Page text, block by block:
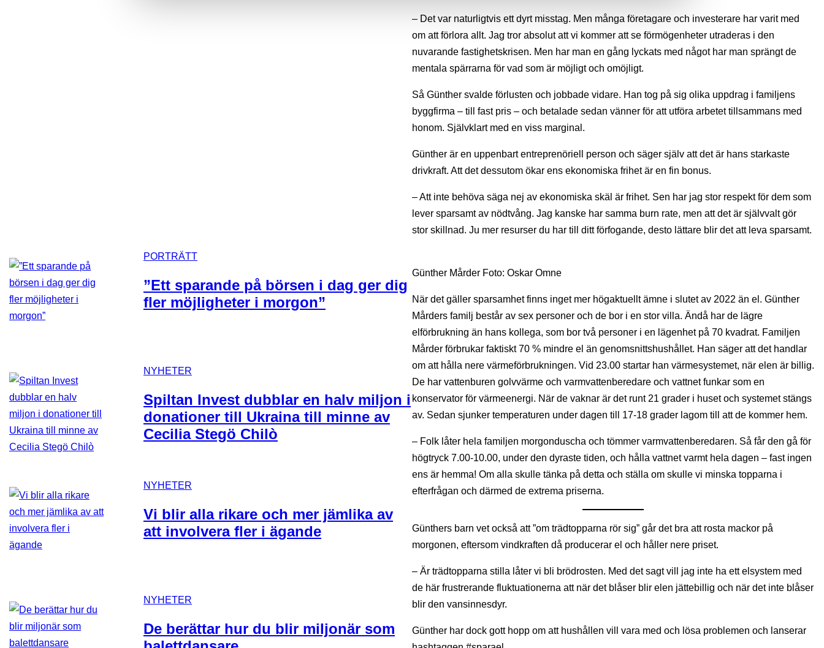
– Det var naturligtvis ett dyrt misstag. Men många företagare och investerare har varit med
om att förlora allt. Jag tror absolut att vi kommer att se förmögenheter utraderas i den
nuvarande fastighetskrisen. Men har man en gång lyckats med något har man sprängt de
mentala spärrarna för vad som är möjligt och omöjligt.
Så Günther svalde förlusten och jobbade vidare. Han tog på sig olika uppdrag i familjens
byggfirma – till fast pris – och betalade sedan vänner för att utföra arbetet tillsammans med
honom. Självklart med en viss marginal.
Günther är en uppenbart entreprenöriell person och säger själv att det är hans starkaste
drivkraft. Att det dessutom ökar ens ekonomiska frihet är en fin bonus.
– Att inte behöva säga nej av ekonomiska skäl är frihet. Sen har jag stor respekt för dem som
lever sparsamt av nödtvång. Jag kanske har samma burn rate, men att det är självvalt gör
stor skillnad. Ju mer resurser du har till ditt förfogande, desto lättare blir det att leva sparsamt.
PORTRÄTT
”Ett sparande på börsen i dag ger dig
fler möjligheter i morgon”
NYHETER
Spiltan Invest dubblar en halv miljon i
donationer till Ukraina till minne av
Cecilia Stegö Chilò
NYHETER
Vi blir alla rikare och mer jämlika av
att involvera fler i ägande
NYHETER
De berättar hur du blir miljonär som
Günther Mårder Foto: Oskar Omne
När det gäller sparsamhet finns inget mer högaktuellt ämne i slutet av 2022 än el. Günther
Mårders familj består av sex personer och de bor i en stor villa. Ändå har de lägre
elförbrukning än hans kollega, som bor två personer i en lägenhet på 70 kvadrat. Familjen
Mårder förbrukar faktiskt 70 % mindre el än genomsnittshushållet. Han säger att det handlar
om att hålla nere värmeförbrukningen. Vid 23.00 startar han värmesystemet, när elen är billig.
De har vattenburen golvvärme och varmvattenberedare och vattnet funkar som en
konservator för värmeenergi. När de vaknar är det runt 21 grader i huset och systemet stängs
av. Sedan sjunker temperaturen under dagen till 17-18 grader lagom till att de kommer hem.
– Folk låter hela familjen morgonduscha och tömmer varmvattenberedaren. Så får den gå för
högtryck 7.00-10.00, under den dyraste tiden, och hålla vattnet varmt hela dagen – fast ingen
ens är hemma! Om alla skulle tänka på detta och ställa om skulle vi minska topparna i
efterfrågan och därmed de extrema priserna.
Günthers barn vet också att ”om trädtopparna rör sig” går det bra att rosta mackor på
morgonen, eftersom vindkraften då producerar el och håller nere priset.
– Är trädtopparna stilla låter vi bli brödrosten. Med det sagt vill jag inte ha ett elsystem med
de här frustrerande fluktuationerna att när det blåser blir elen jättebillig och när det inte blåser
blir den vansinnesdyr.
Günther har dock gott hopp om att hushållen vill vara med och lösa problemen och lanserar